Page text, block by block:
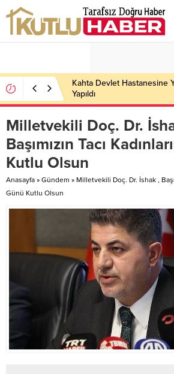
Kahta Devlet Hastanesine
Yapıldı
Milletvekili Doç. Dr.
Başımızın Tacı
Kutlu Olsun
Anasayfa » Gündem » Milletvekili Doç. Dr. İshak ,
Günü Kutlu Olsun